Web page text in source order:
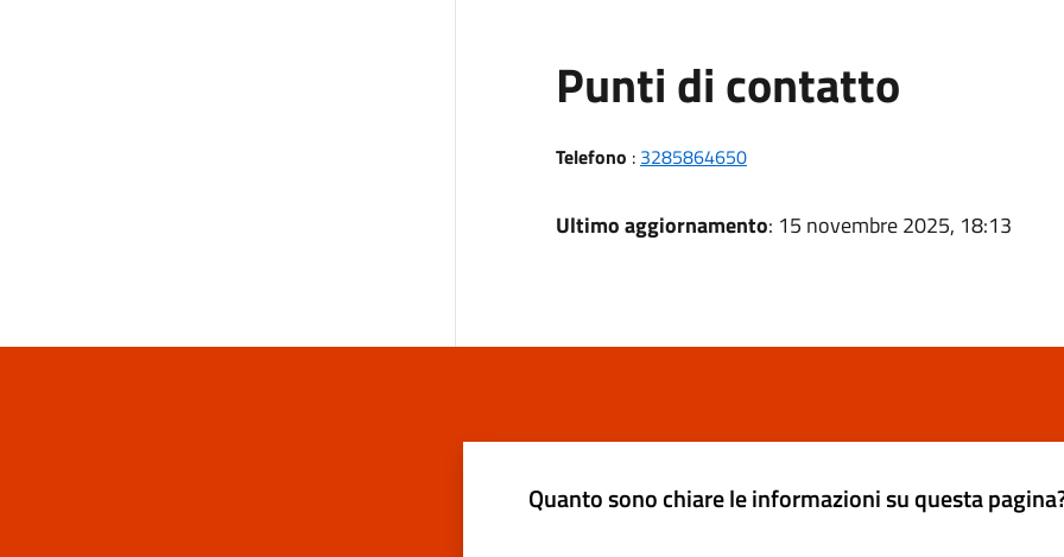
Punti di contatto
Telefono : 3285864650
Ultimo aggiornamento: 15 novembre 2025, 18:13
Quanto sono chiare le informazioni su questa